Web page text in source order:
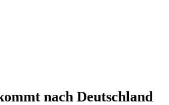
nach Deutschland